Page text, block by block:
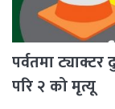
पर्वतमा ट्याक्टर
परि २ को मृत्यू